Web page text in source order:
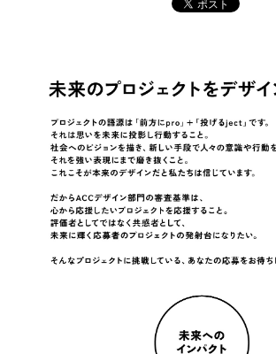
入賞作品
お問い合わせ 推奨環境
サイト利用規約
閉じる